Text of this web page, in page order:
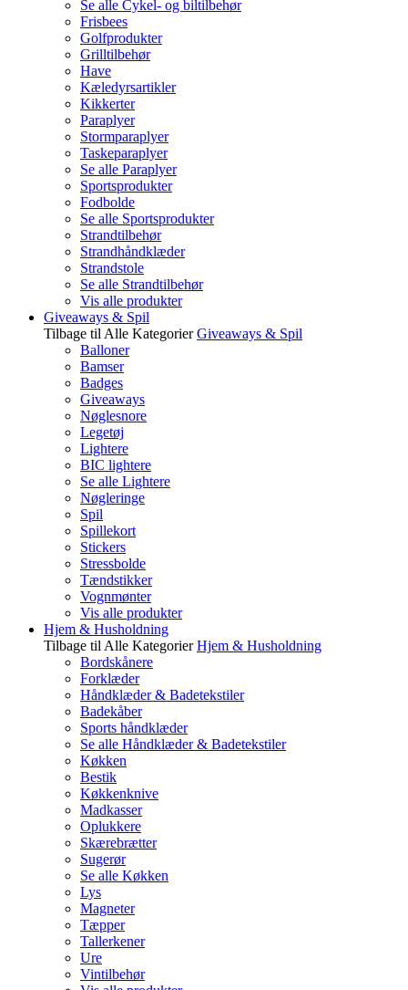
Se alle Cykel- og biltilbehør
Frisbees
Golfprodukter
Grilltilbehør
Have
Kæledyrsartikler
Kikkerter
Paraplyer
Stormparaplyer
Taskeparaplyer
Se alle Paraplyer
Sportsprodukter
Fodbolde
Se alle Sportsprodukter
Strandtilbehør
Strandhåndklæder
Strandstole
Se alle Strandtilbehør
Vis alle produkter
Giveaways & Spil
Tilbage til Alle Kategorier Giveaways & Spil
Balloner
Bamser
Badges
Giveaways
Nøglesnore
Legetøj
Lightere
BIC lightere
Se alle Lightere
Nøgleringe
Spil
Spillekort
Stickers
Stressbolde
Tændstikker
Vognmønter
Vis alle produkter
Hjem & Husholdning
Tilbage til Alle Kategorier Hjem & Husholdning
Bordskånere
Forklæder
Håndklæder & Badetekstiler
Badekåber
Sports håndklæder
Se alle Håndklæder & Badetekstiler
Køkken
Bestik
Køkkenknive
Madkasser
Oplukkere
Skærebrætter
Sugerør
Se alle Køkken
Lys
Magneter
Tæpper
Tallerkener
Ure
Vintilbehør